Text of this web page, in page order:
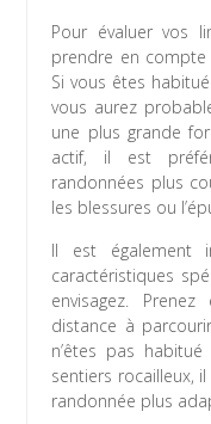
Pour évaluer vos
prendre en compte
Si vous êtes
vous aurez
une plus grande
actif, il est
randonnées plus
les blessures ou
Il est également
caractéristiques
envisagez.
distance à
n’êtes pas
sentiers rocailleux,
randonnée plus